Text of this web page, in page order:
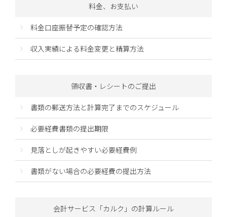
料金、お支払い
料金口座振替予定の確認方法
収入実績による料金変更と精算方法
領収書・レシートのご提出
書類の郵送方法と計算完了までのスケジュール
必要経費書類の提出期限
見落としが起きやすい必要経費例
書類がない場合の必要経費の提出方法
会計サービス「カルク」の計算ルール